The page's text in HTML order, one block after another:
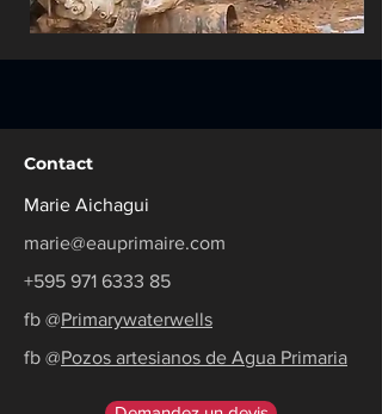
Contact
Marie Aichagui
marie@eauprimaire.com
+595 971 6333 85
fb @Primarywaterwells
fb @Pozos artesianos de Agua Primaria